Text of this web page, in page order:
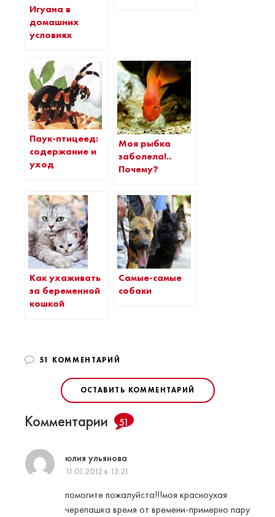
Игуана в
домашних
условиях
Паук-птицеед:
содержание и
уход
Моя рыбка
заболела!..
Почему?
Как ухаживать
за беременной
кошкой
Самые-самые
собаки
51 КОММЕНТАРИЙ
ОСТАВИТЬ КОММЕНТАРИЙ
Комментарии 51
юлия ульянова
11.01.2012 в 13:21
помогите пожалуйста!!!моя красноухая
черепашка время от времени-примерно пару